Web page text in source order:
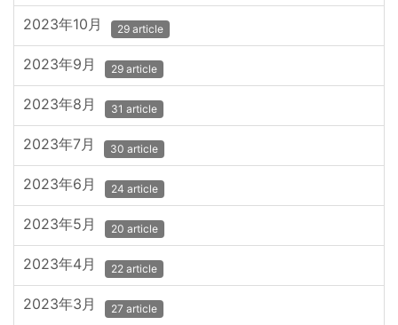
2023年10月 29 article
2023年9月 29 article
2023年8月 31 article
2023年7月 30 article
2023年6月 24 article
2023年5月 20 article
2023年4月 22 article
2023年3月 27 article